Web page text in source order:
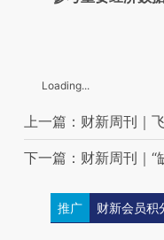
Loading...
上一篇：财新周刊｜
下一篇：财新周刊｜“
推广 财新会员积